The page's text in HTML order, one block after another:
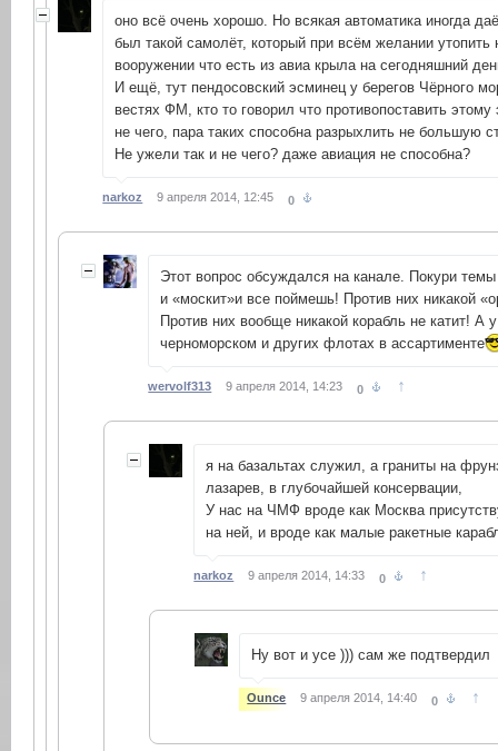
оно всё очень хорошо. Но всякая автоматика иногда
был такой самолёт, который при всём желании
вооружении что есть из авиа крыла на сегодняшний
И ещё, тут пендосовский эсминец у берегов Чёрного
вестях ФМ, кто то говорил что противопоставить этому
не чего, пара таких способна разрыхлить не большую
Не ужели так и не чего? даже авиация не способна?
narkoz 9 апреля 2014, 12:45 0
Этот вопрос обсуждался на канале. Покури темы
и «москит»и все поймешь! Против них никакой
Против них вообще никакой корабль не катит! А
черноморском и других флотах в ассартименте
wervolf313 9 апреля 2014, 14:23 0 ↑
я на базальтах служил, а граниты на
лазарев, в глубочайшей консервации,
У нас на ЧМФ вроде как Москва
на ней, и вроде как малые ракетные
narkoz 9 апреля 2014, 14:33 0 ↑
Ну вот и усе ))) сам же подтвердил
Ounce 9 апреля 2014, 14:40 0 ↑